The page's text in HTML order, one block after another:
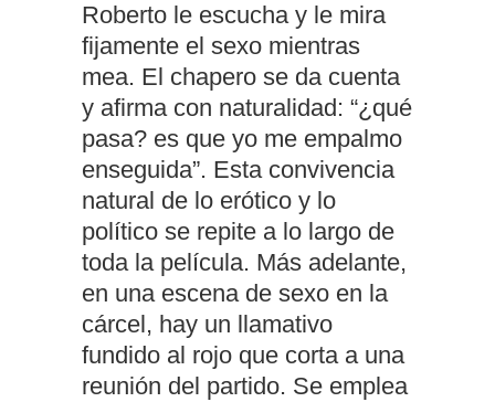
Roberto le escucha y le mira
fijamente el sexo mientras
mea. El chapero se da cuenta
y afirma con naturalidad: “¿qué
pasa? es que yo me empalmo
enseguida”. Esta convivencia
natural de lo erótico y lo
político se repite a lo largo de
toda la película. Más adelante,
en una escena de sexo en la
cárcel, hay un llamativo
fundido al rojo que corta a una
reunión del partido. Se emplea